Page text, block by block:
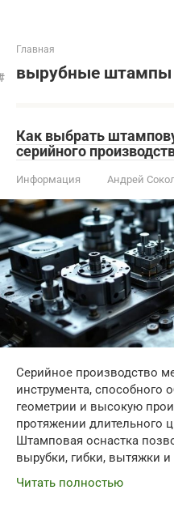
Главная
вырубные штампы
Как выбрать
серийного
Информация Андрей
Серийное производство
инструмента, способного
геометрии и высокую
протяжении длительного
Штамповая оснастка
вырубки, гибки, вытяжки
Читать полностью